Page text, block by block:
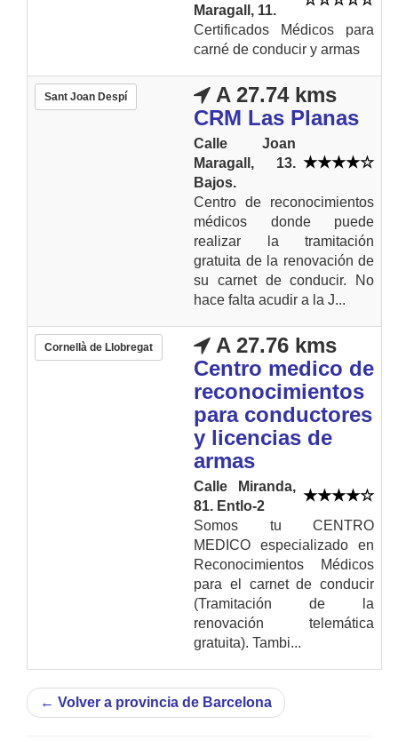
Maragall, 11.
Certificados Médicos para
carné de conducir y armas
Sant Joan Despí
A 27.74 kms
CRM Las Planas
Calle Joan
Maragall, 13.
Bajos.
Centro de reconocimientos
médicos donde puede
realizar la tramitación
gratuita de la renovación de
su carnet de conducir. No
hace falta acudir a la J...
Cornellà de Llobregat
A 27.76 kms
Centro medico de
reconocimientos
para conductores
y licencias de
armas
Calle Miranda,
81. Entlo-2
Somos tu CENTRO
MEDICO especializado en
Reconocimientos Médicos
para el carnet de conducir
(Tramitación de la
renovación telemática
gratuita). Tambi...
← Volver a provincia de Barcelona